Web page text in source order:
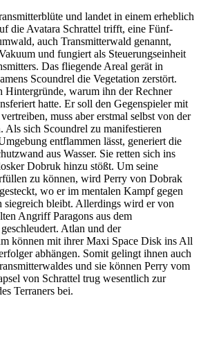
und landet in einem erheblich
die Avatara Schrattel trifft, eine Fünf-
auch Transmitterwald genannt,
und fungiert als Steuerungseinheit
Das fliegende Areal gerät in
Scoundrel die Vegetation zerstört.
Hintergründe, warum ihn der Rechner
hatte. Er soll den Gegenspieler mit
muss aber erstmal selbst von der
Als sich Scoundrel zu manifestieren
entflammen lässt, generiert die
aus Wasser. Sie retten sich ins
Dobruk hinzu stößt. Um seine
zu können, wird Perry von Dobrak
wo er im mentalen Kampf gegen
siegreich bleibt. Allerdings wird er von
Angriff Paragons aus dem
Atlan und der
können mit ihrer Maxi Space Disk ins All
abhängen. Somit gelingt ihnen auch
und sie können Perry vom
von Schrattel trug wesentlich zur
Terraners bei.